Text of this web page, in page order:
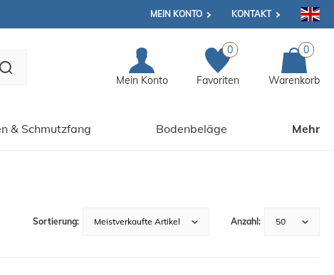
MEIN KONTO KONTAKT
Mein Konto
0
Favoriten
0
Warenkorb
& Schmutzfang Bodenbeläge Mehr